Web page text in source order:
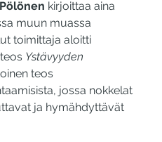
kirjoittaa aina
muun muassa
toimittaja aloitti
Ystävyyden
teos
jossa nokkelat
ja hymähdyttävät